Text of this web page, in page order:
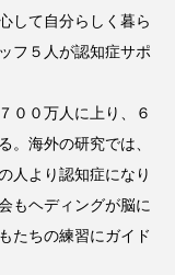
して自分らしく暮ら
フ５人が認知症サポ
００万人に上り、６
。海外の研究では、
人より認知症になり
もヘディングが脳に
たちの練習にガイド